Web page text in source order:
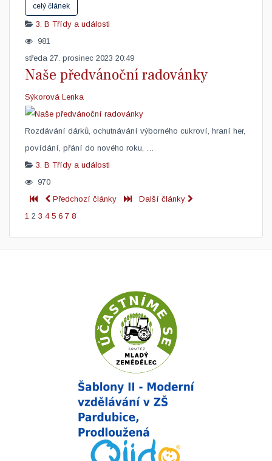
celý článek
3. B Třídy a události
981
středa 27. prosinec 2023 20:49
Naše předvánoční radovánky
Sýkorová Lenka
Rozdávání dárků, ochutnávání výborného cukroví, hraní her,
povídání, přání do nového roku, … ​ ​
3. B Třídy a události
970
Předchozí články
Další články
1 2 3 4 5 6 7 8